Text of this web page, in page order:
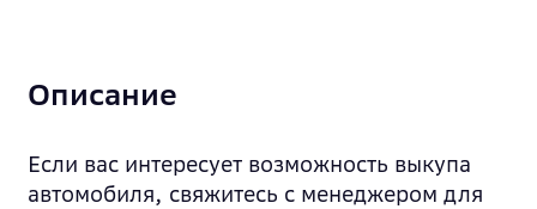
Описание
Если вас интересует возможность выкупа
автомобиля, свяжитесь с менеджером для